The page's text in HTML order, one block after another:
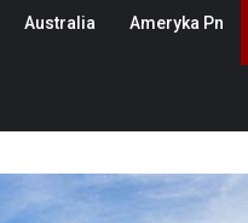
Australia Ameryka Pn